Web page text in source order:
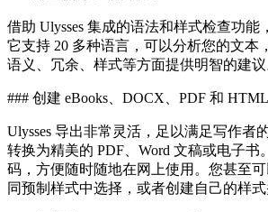
借助 Ulysses 集成的语法和样式检查功能
它支持 20 多种语言，可以分析您的文本
语义、冗余、样式等方面提供明智的建议
### 创建 eBooks、DOCX、PDF 和 HTML
Ulysses 导出非常灵活，足以满足写作者
转换为精美的 PDF、Word 文稿或电子书
码，方便随时随地在网上使用。您甚至
同预制样式中选择，或者创建自己的样式